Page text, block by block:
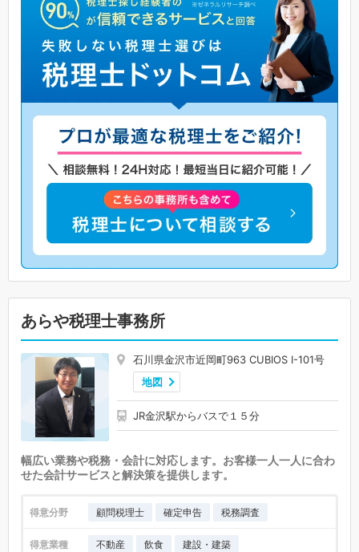
あらや税理士事務所
石川県金沢市近岡町963 CUBIOS I-101号
地図
JR金沢駅からバスで１５分
幅広い業務や税務・会計に対応します。お客様一人一人に合わ
せた会計サービスと解決策を提供します。
得意分野 顧問税理士 確定申告 税務調査
得意業種 不動産 飲食
建設・建築